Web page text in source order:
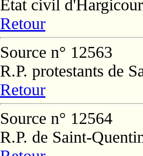
Etat civil
Retour
Source n° 12563
R.P. protestants de
Retour
Source n° 12564
R.P. de Saint-